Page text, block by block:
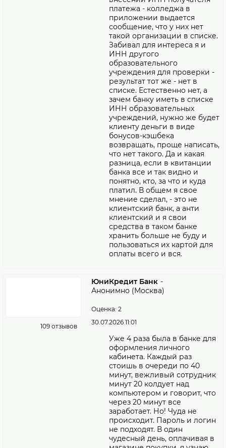
платежа - колледжа в
приложении выдается
сообщение, что у них нет
такой организации в списке.
Забивал для интереса я и
ИНН другого
образовательного
учреждения для проверки -
результат тот же - нет в
списке. Естественно нет, а
зачем банку иметь в списке
ИНН образовательных
учреждений, нужно же будет
клиенту деньги в виде
бонусов-кэшбека
возвращать, проще написать,
что нет такого. Да и какая
разница, если в квитанции
банка все и так видно и
понятно, кто, за что и куда
платил. В общем я свое
мнение сделал, - это не
клиентский банк, а анти
клиентский и я свои
средства в таком банке
хранить больше не буду и
пользоваться их картой для
оплаты всего и вся.
109 отзывов
ЮниКредит Банк -
Анонимно (Москва)
Оценка: 2
30.07.2026 11:01
Уже 4 раза была в банке для
оформления личного
кабинета. Каждый раз
стоишь в очереди по 40
минут, вежливый сотрудник
минут 20 колдует над
компьютером и говорит, что
через 20 минут все
заработает. Но! Чуда не
происходит. Пароль и логин
не подходят. В один
чудесный день, оплачивая в